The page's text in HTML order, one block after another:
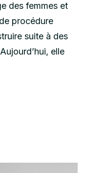
des femmes et
procédure
suite à des
elle